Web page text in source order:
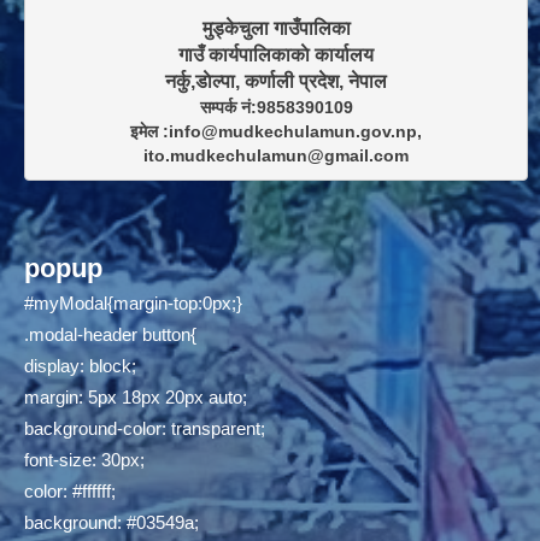
मुड्केचुला गाउँपालिका
गाउँ कार्यपालिकाकाे कार्यालय
सम्पर्क नं:9858390109
इमेल :info@mudkechulamun.gov.np,
ito.mudkechulamun@gmail.com
popup
#myModal{margin-top:0px;}
.modal-header button{
display: block;
margin: 5px 18px 20px auto;
background-color: transparent;
font-size: 30px;
color: #ffffff;
background: #03549a;